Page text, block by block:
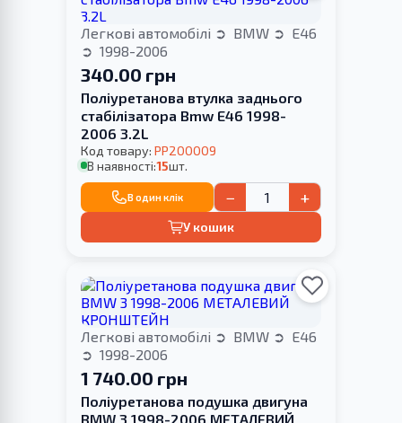
Легкові автомобілі BMW
E46
1998-2006
340.00 грн
Поліуретанова втулка заднього
стабілізатора Bmw E46 1998-
2006 3.2L
Код товару: PP200009
В наявності:15шт.
В один клік − +
У кошик
Легкові автомобілі BMW
E46
1998-2006
1 740.00 грн
Поліуретанова подушка двигуна
BMW 3 1998-2006 МЕТАЛЕВИЙ